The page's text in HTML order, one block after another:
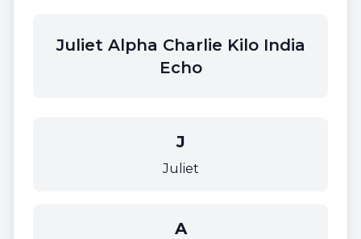
Juliet Alpha Charlie Kilo India
Echo
J
Juliet
A